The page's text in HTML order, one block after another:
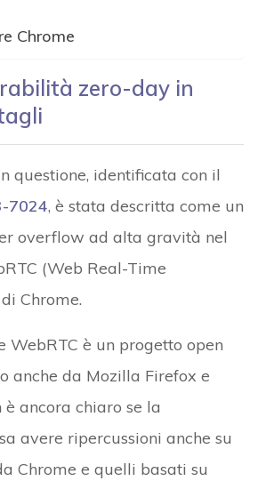
Chrome
zero-day in
questione, identificata con il
7024, è stata descritta come un
overflow ad alta gravità nel
(Web Real-Time
Chrome.
WebRTC è un progetto open
anche da Mozilla Firefox e
ancora chiaro se la
avere ripercussioni anche su
Chrome e quelli basati su